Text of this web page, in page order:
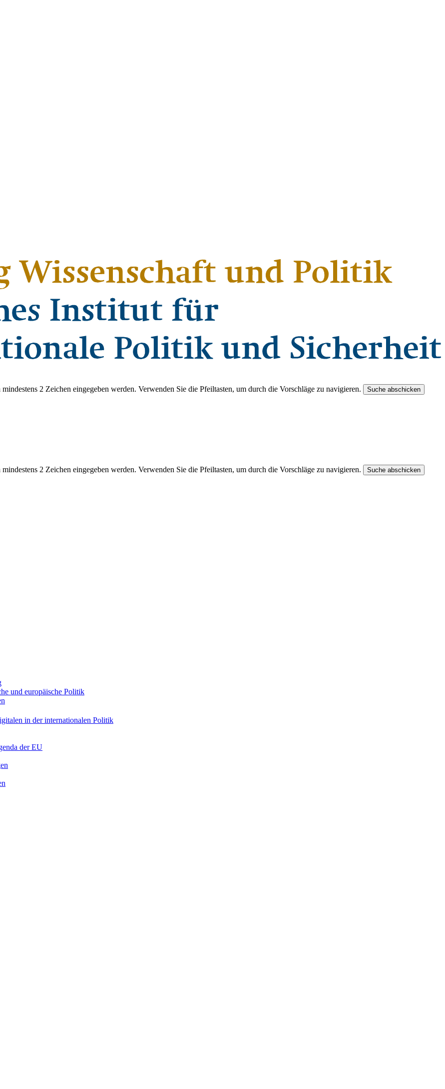
2 Zeichen eingegeben werden. Verwenden Sie die Pfeiltasten, um durch die Vorschläge zu navigieren. Suche abschicken
2 Zeichen eingegeben werden. Verwenden Sie die Pfeiltasten, um durch die Vorschläge zu navigieren. Suche abschicken
und europäische Politik
in der internationalen Politik
der EU